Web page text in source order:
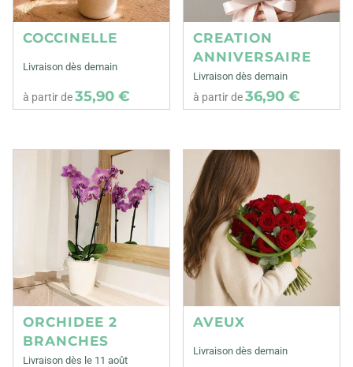
COCCINELLE
Livraison dès demain
à partir de35,90 €
CREATION
ANNIVERSAIRE
Livraison dès demain
à partir de36,90 €
ORCHIDEE 2
BRANCHES
Livraison dès le 11 août
AVEUX
Livraison dès demain